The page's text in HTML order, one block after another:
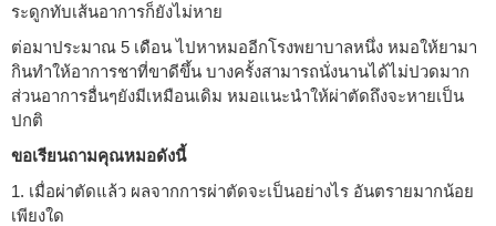
ระดูกทับเส้นอาการก็ยังไม่หาย
ต่อมาประมาณ 5 เดือน ไปหาหมออีกโรงพยาบาลหนึ่ง หมอให้ยามา
กินทำให้อาการชาที่ขาดีขึ้น บางครั้งสามารถนั่งนานได้ไม่ปวดมาก
ส่วนอาการอื่นๆยังมีเหมือนเดิม หมอแนะนำให้ผ่าตัดถึงจะหายเป็น
ปกติ
ขอเรียนถามคุณหมอดังนี้
1. เมื่อผ่าตัดแล้ว ผลจากการผ่าตัดจะเป็นอย่างไร อันตรายมากน้อย
เพียงใด